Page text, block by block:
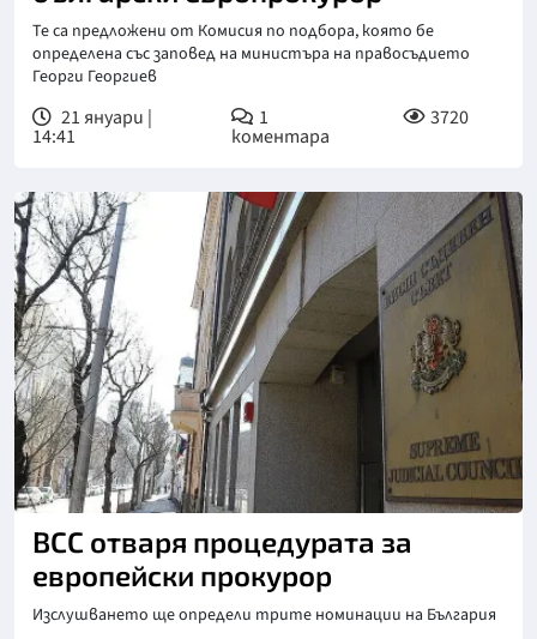
Те са предложени от Комисия по подбора, която бе
определена със заповед на министъра на правосъдието
Георги Георгиев
21 януари |
14:41
1
коментара
3720
Снимка: БГНЕС
ВСС отваря процедурата за
европейски прокурор
Изслушването ще определи трите номинации на България